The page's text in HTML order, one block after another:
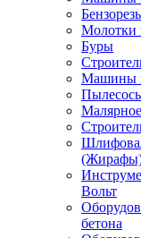
Молотки
Буры
Машины
Вольт
бетона